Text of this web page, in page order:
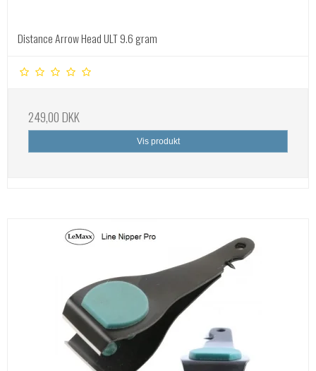
Distance Arrow Head ULT 9.6 gram
249,00 DKK
Vis produkt